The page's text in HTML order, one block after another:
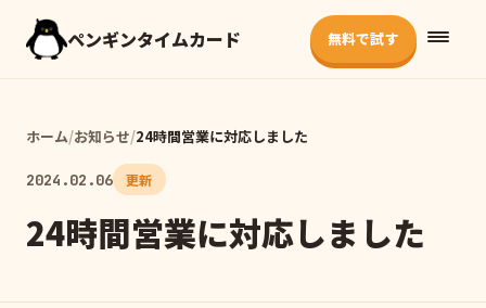
ペンギンタイムカード 無料で試す
ホーム/お知らせ/24時間営業に対応しました
2024.02.06 更新
24時間営業に対応しました